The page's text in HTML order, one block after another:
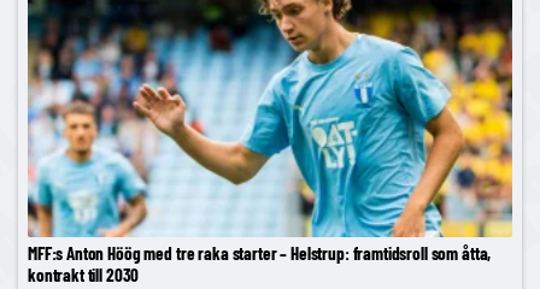
MFF:s Anton Höög med tre raka starter – Helstrup: framtidsroll som åtta,
kontrakt till 2030